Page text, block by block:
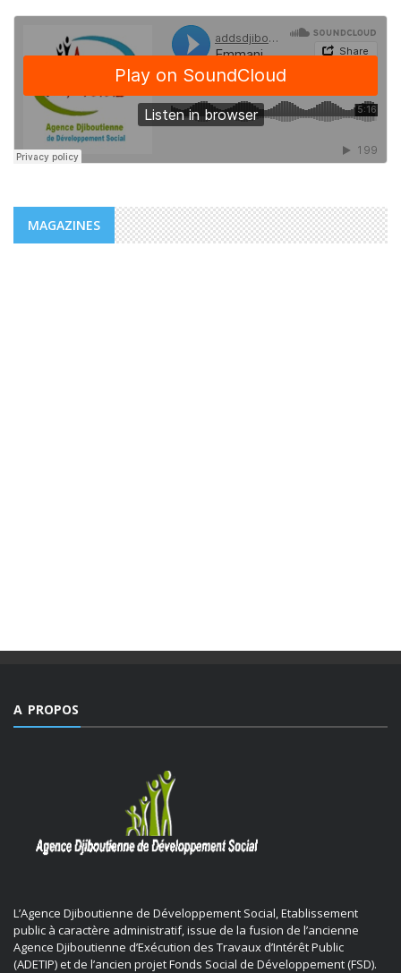
MAGAZINES
A PROPOS
L’Agence Djiboutienne de Développement Social, Etablissement
public à caractère administratif, issue de la fusion de l’ancienne
Agence Djiboutienne d’Exécution des Travaux d’Intérêt Public
(ADETIP) et de l’ancien projet Fonds Social de Développement (FSD).